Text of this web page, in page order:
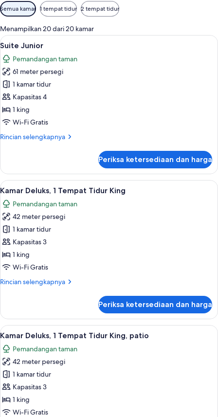
Filter
tersedia
untuk
kamar
Semua kamar 1 tempat tidur 2 tempat tidur
Menampilkan 20 dari 20 kamar
Lihat
semua
foto
untuk
Suite
Junior
Suite Junior | Seprai katun Mesir,
7
Suite Junior
Pemandangan taman
61 meter persegi
1 kamar tidur
Kapasitas 4
1 king
Wi-Fi Gratis
Rincian selengkapnya
Rincian
Suite
Junior
Periksa ketersediaan dan harga
Lihat
semua
foto
untuk
Kamar
Deluks,
1
Tempat
King
Seprai katun Mesir, seprai premium,
7
Kamar Deluks, 1 Tempat Tidur King
Pemandangan taman
42 meter persegi
1 kamar tidur
Kapasitas 3
1 king
Wi-Fi Gratis
Rincian selengkapnya
Rincian
Kamar
Deluks,
1
Tempat
Tidur
King
Periksa ketersediaan dan harga
Lihat
semua
foto
untuk
Kamar
Deluks,
1
Tempat
Kamar Deluks, 1 Tempat Tidur King,
7
Kamar Deluks, 1 Tempat Tidur King, patio
Pemandangan taman
42 meter persegi
1 kamar tidur
Kapasitas 3
1 king
Wi-Fi Gratis